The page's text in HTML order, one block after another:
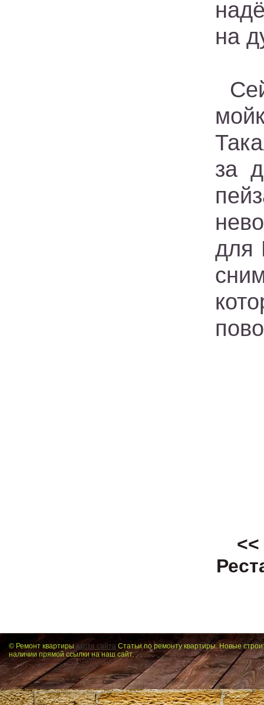
на
за
для
© Ремонт квартирыкарта сайта Статьи по ремонту квартиры. Новые
наличии прямой ссылки на наш сайт.